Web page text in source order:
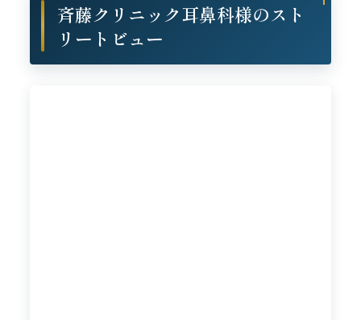
斉藤クリニック耳鼻科様のスト
リートビュー